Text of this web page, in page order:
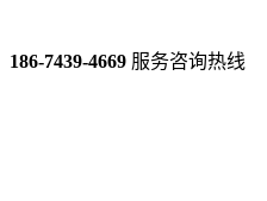
186-7439-4669 服务咨询热线